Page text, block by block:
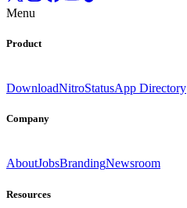
Menu
Product
DownloadNitroStatusApp Directory
Company
AboutJobsBrandingNewsroom
Resources